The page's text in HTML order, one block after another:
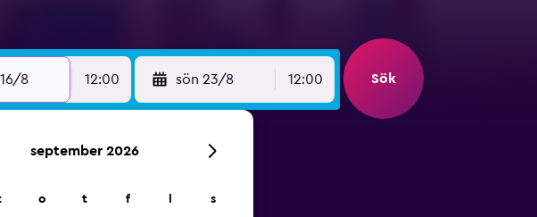
8 12:00 sön 23/8 12:00 Sök
september 2026
o t f s